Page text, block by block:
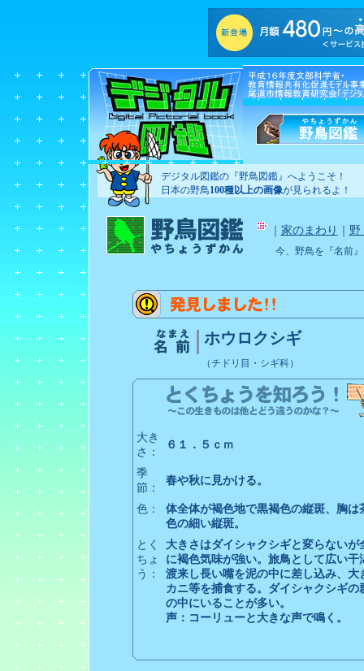
デジタル図鑑の『野鳥図鑑』へようこそ！
日本の野鳥100種以上の画像が見られるよ！
｜ 家のまわり ｜
今、野鳥を『名前
ホウロクシギ
（チドリ目・シギ科）
大き
さ：
６１．５ｃｍ
季
節：
春や秋に見かける。
色：
体全体が褐色地で黒褐色の縦斑、胸は
色の細い縦斑。
とく
ちょ
う：
大きさはダイシャクシギと変らないが
に褐色気味が強い。旅鳥として広い干
渡来し長い嘴を泥の中に差し込み、大
カニ等を捕食する。ダイシャクシギの
の中にいることが多い。
声：コーリューと大きな声で鳴く。